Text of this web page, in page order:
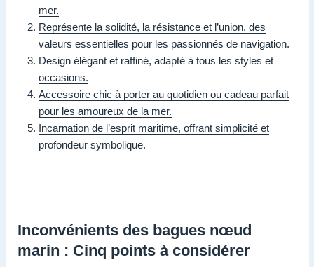
mer.
Représente la solidité, la résistance et l’union, des
valeurs essentielles pour les passionnés de navigation.
Design élégant et raffiné, adapté à tous les styles et
occasions.
Accessoire chic à porter au quotidien ou cadeau parfait
pour les amoureux de la mer.
Incarnation de l’esprit maritime, offrant simplicité et
profondeur symbolique.
Inconvénients des bagues nœud
marin : Cinq points à considérer